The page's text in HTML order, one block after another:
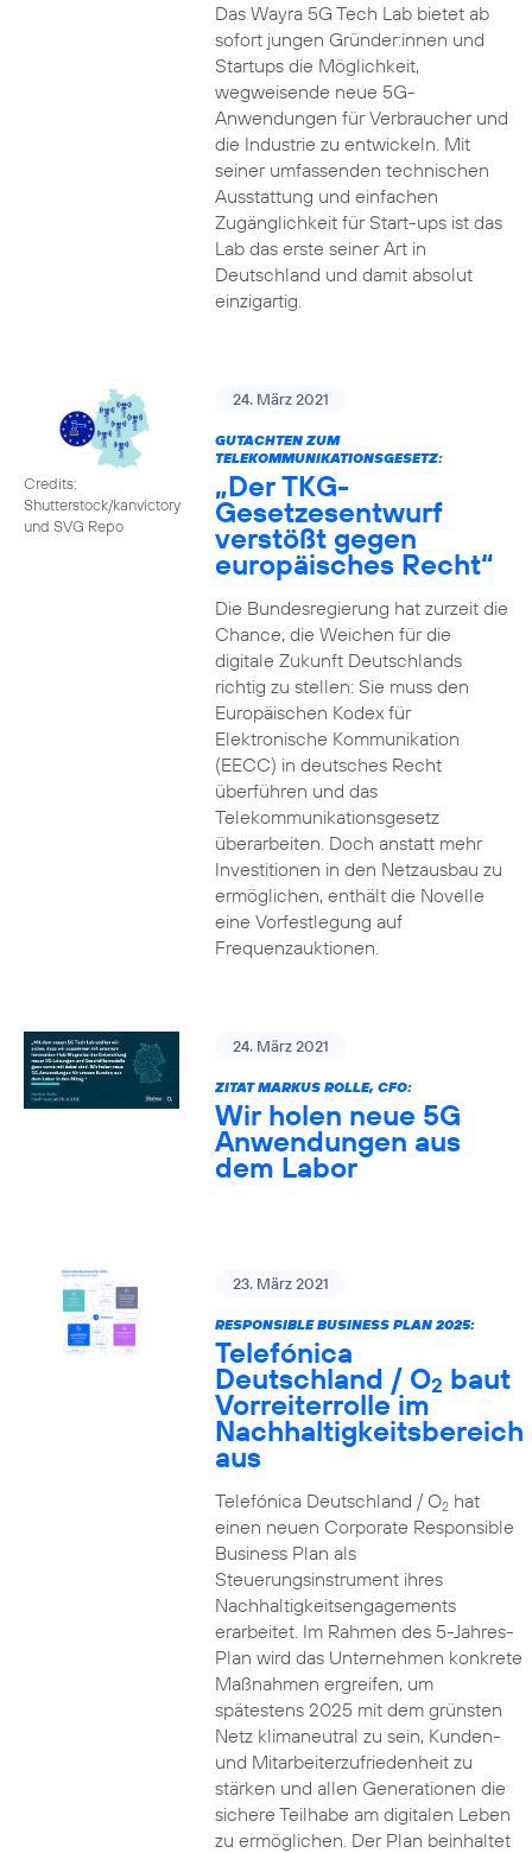
Das Wayra 5G Tech Lab bietet ab
sofort jungen Gründer:innen und
Startups die Möglichkeit,
wegweisende neue 5G-
Anwendungen für Verbraucher und
die Industrie zu entwickeln. Mit
seiner umfassenden technischen
Ausstattung und einfachen
Zugänglichkeit für Start-ups ist das
Lab das erste seiner Art in
Deutschland und damit absolut
einzigartig.
Credits:
Shutterstock/kanvictory
und SVG Repo
24. März 2021
GUTACHTEN ZUM
TELEKOMMUNIKATIONSGESETZ:
„Der TKG-
Gesetzesentwurf
verstößt gegen
europäisches Recht“
Die Bundesregierung hat zurzeit die
Chance, die Weichen für die
digitale Zukunft Deutschlands
richtig zu stellen: Sie muss den
Europäischen Kodex für
Elektronische Kommunikation
(EECC) in deutsches Recht
überführen und das
Telekommunikationsgesetz
überarbeiten. Doch anstatt mehr
Investitionen in den Netzausbau zu
ermöglichen, enthält die Novelle
eine Vorfestlegung auf
Frequenzauktionen.
24. März 2021
ZITAT MARKUS ROLLE, CFO:
Wir holen neue 5G
Anwendungen aus
dem Labor
23. März 2021
RESPONSIBLE BUSINESS PLAN 2025:
Telefónica
Deutschland / O2 baut
Vorreiterrolle im
Nachhaltigkeitsbereich
aus
Telefónica Deutschland / O2hat
einen neuen Corporate Responsible
Business Plan als
Steuerungsinstrument ihres
Nachhaltigkeitsengagements
erarbeitet. Im Rahmen des 5-Jahres-
Plan wird das Unternehmen konkrete
Maßnahmen ergreifen, um
spätestens 2025 mit dem grünsten
Netz klimaneutral zu sein, Kunden-
und Mitarbeiterzufriedenheit zu
stärken und allen Generationen die
sichere Teilhabe am digitalen Leben
zu ermöglichen. Der Plan beinhaltet